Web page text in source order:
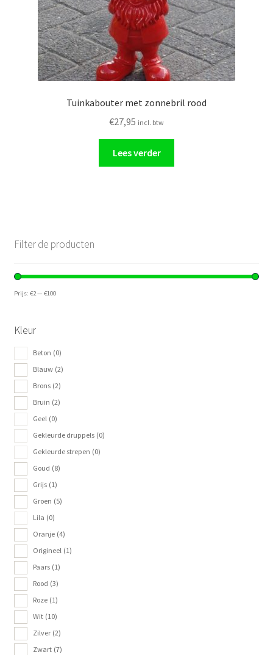
Tuinkabouter met zonnebril rood
€27,95 incl. btw
Lees verder
Filter de producten
Prijs: €2— €100
Kleur
Beton (0)
Blauw (2)
Brons (2)
Bruin (2)
Geel (0)
Gekleurde druppels (0)
Gekleurde strepen (0)
Goud (8)
Grijs (1)
Groen (5)
Lila (0)
Oranje (4)
Origineel (1)
Paars (1)
Rood (3)
Roze (1)
Wit (10)
Zilver (2)
Zwart (7)